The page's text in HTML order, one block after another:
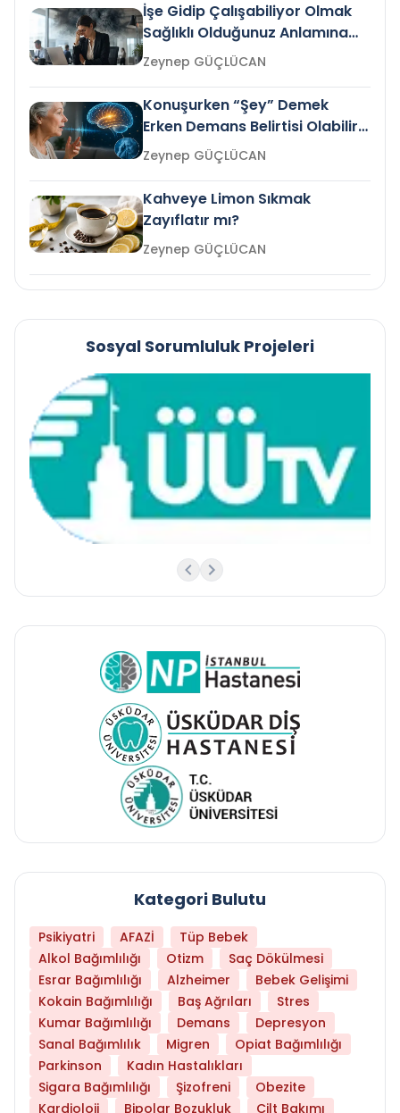
İşe Gidip Çalışabiliyor Olmak
Sağlıklı Olduğunuz Anlamına
Gelir mi?Zeynep GÜÇLÜCAN
Konuşurken “Şey” Demek
Erken Demans Belirtisi Olabilir
mi?
Zeynep GÜÇLÜCAN
Kahveye Limon Sıkmak
Zayıflatır mı?
Zeynep GÜÇLÜCAN
Sosyal Sorumluluk Projeleri
Kategori Bulutu
Psikiyatri AFAZİ
Tüp Bebek
Alkol Bağımlılığı
Otizm
Saç Dökülmesi
Esrar Bağımlılığı
Alzheimer
Bebek Gelişimi
Kokain Bağımlılığı
Baş Ağrıları
Stres
Kumar Bağımlılığı
Demans
Depresyon
Sanal Bağımlılık
Migren
Opiat Bağımlılığı
Parkinson
Kadın Hastalıkları
Sigara Bağımlılığı
Şizofreni
Obezite
Kardioloji
Bipolar Bozukluk Cilt Bakımı